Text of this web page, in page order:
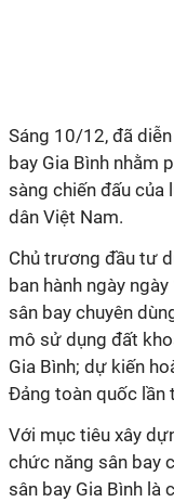
Sáng 10/12, đã
bay Gia Bình nhằm
sàng chiến đấu của
dân Việt Nam.
Chủ trương đầu tư
ban hành ngày
sân bay chuyên
mô sử dụng đất
Gia Bình; dự kiến
Đảng toàn quốc lần
Với mục tiêu xây
chức năng sân bay
sân bay Gia Bình là